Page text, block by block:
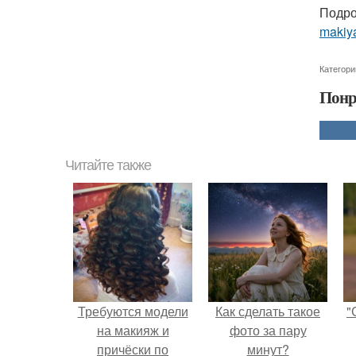
Читайте также
Требуются модели
на макияж и
причёски по
Как сделать такое
фото за пару
минут?